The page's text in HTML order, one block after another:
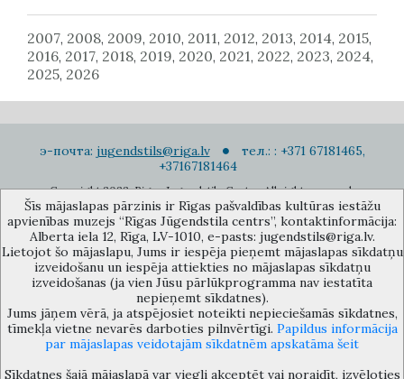
2007, 2008, 2009, 2010, 2011, 2012, 2013, 2014, 2015,
2016, 2017, 2018, 2019, 2020, 2021, 2022, 2023, 2024,
2025, 2026
э-почта: jugendstils@riga.lv
тел.: : +371 67181465,
+37167181464
Copyright 2022. Rigas Jugendstila Centrs. All right reserved.
Подписаться на новости
Музей объединения культурных учереждений Рижского
самоуправления «Рижский центр югендстиля», улица Альберта 12,
Рига, LV 1010, Латвия (дверной код: 12), jugendstils@riga.lv
Šīs mājaslapas pārzinis ir Rīgas pašvaldības kultūras iestāžu
apvienības muzejs “Rīgas Jūgendstila centrs”, kontaktinformācija:
Alberta iela 12, Rīga, LV-1010, e-pasts: jugendstils@riga.lv.
Lietojot šo mājaslapu, Jums ir iespēja pieņemt mājaslapas sīkdatņu
izveidošanu un iespēja attiekties no mājaslapas sīkdatņu
izveidošanas (ja vien Jūsu pārlūkprogramma nav iestatīta
nepieņemt sīkdatnes).
Jums jāņem vērā, ja atspējosiet noteikti nepieciešamās sīkdatnes,
tīmekļa vietne nevarēs darboties pilnvērtīgi. Papildus informācija
par mājaslapas veidotajām sīkdatnēm apskatāma šeit
Sīkdatnes šajā mājaslapā var viegli akceptēt vai noraidīt, izvēloties